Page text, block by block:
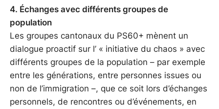
4. Échanges avec différents groupes de
population
Les groupes cantonaux du PS60+ mènent un
dialogue proactif sur l’ « initiative du chaos » avec
différents groupes de la population – par exemple
entre les générations, entre personnes issues ou
non de l’immigration –, que ce soit lors d’échanges
personnels, de rencontres ou d’événements, en